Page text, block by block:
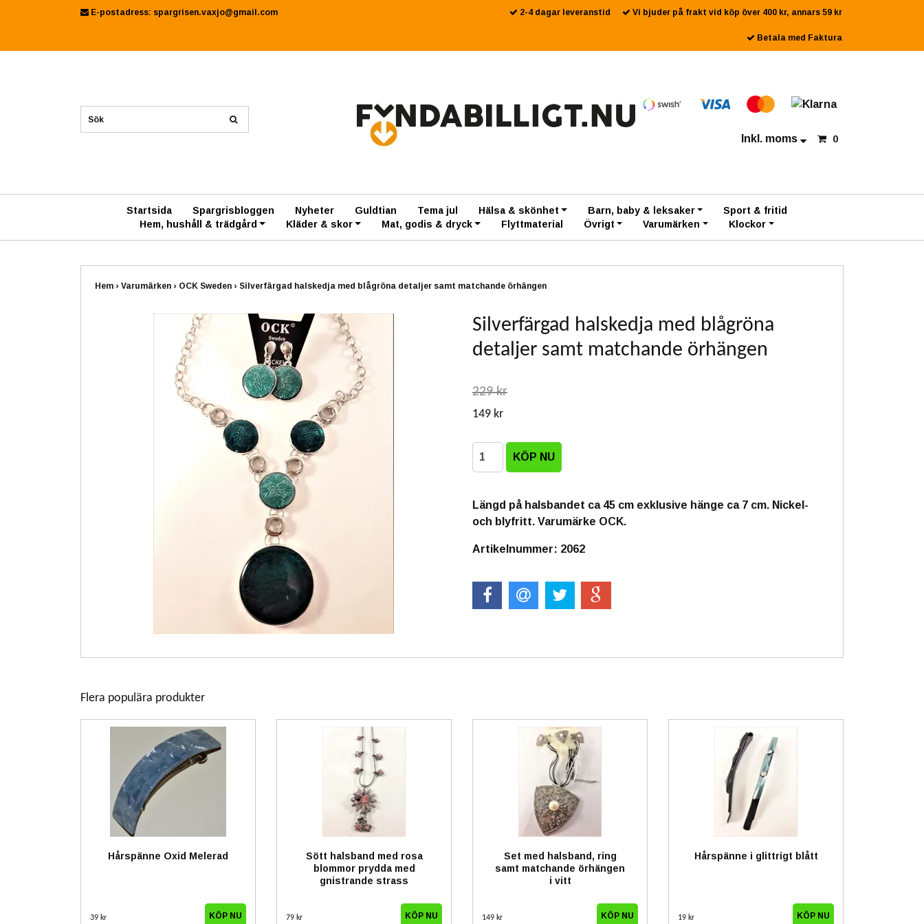
E-postadress: spargrisen.vaxjo@gmail.com 2-4 dagar leveranstid Vi bjuder på frakt vid köp över 400 kr, annars 59 kr
Betala med Faktura
Inkl. moms 0
Startsida Spargrisbloggen Nyheter Guldtian Tema jul Hälsa & skönhet Barn, baby & leksaker
Sport & fritid
Hem, hushåll & trädgård
Kläder & skor Mat, godis & dryck Flyttmaterial Övrigt Varumärken Klockor
Hem › Varumärken › OCK Sweden › Silverfärgad halskedja med blågröna detaljer samt matchande örhängen
Silverfärgad halskedja med blågröna
detaljer samt matchande örhängen
229 kr
149 kr
Längd på halsbandet ca 45 cm exklusive hänge ca 7 cm. Nickel-
och blyfritt. Varumärke OCK.
Artikelnummer: 2062
Flera populära produkter
Hårspänne Oxid Melerad
39 kr
Sött halsband med rosa
blommor prydda med
gnistrande strass
79 kr
Set med halsband, ring
samt matchande örhängen
i vitt
149 kr
Hårspänne i glittrigt blått
19 kr